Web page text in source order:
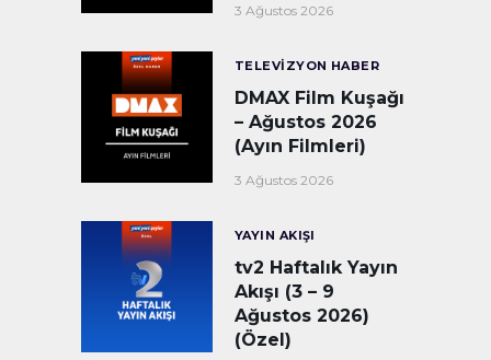
3 Ağustos 2026
TELEVIZYON HABER
DMAX Film Kuşağı
– Ağustos 2026
(Ayın Filmleri)
3 Ağustos 2026
YAYIN AKIŞI
tv2 Haftalık Yayın
Akışı (3 – 9
Ağustos 2026)
(Özel)